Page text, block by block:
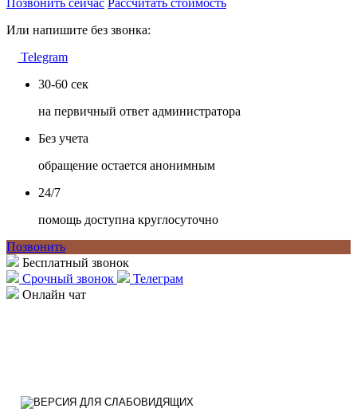
Или напишите без звонка:
Telegram
30-60 сек
на первичный ответ администратора
Без учета
обращение остается анонимным
24/7
помощь доступна круглосуточно
Позвонить
Бесплатный звонок
Срочный звонок
Телеграм
Онлайн чат